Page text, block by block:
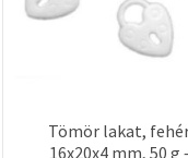
Tömör lakat,
16x20x4 mm, 50 g